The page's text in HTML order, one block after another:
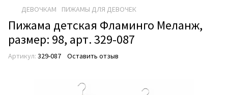
ДЕВОЧКАМ ПИЖАМЫ ДЛЯ ДЕВОЧЕК
Пижама детская Фламинго Меланж,
размер: 98, арт. 329-087
Артикул: 329-087 Оставить отзыв